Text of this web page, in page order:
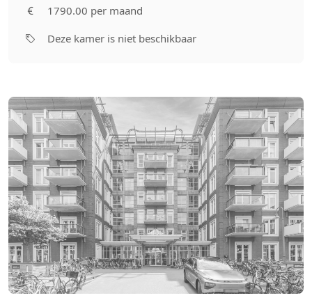
1790.00 per maand
Deze kamer is niet beschikbaar